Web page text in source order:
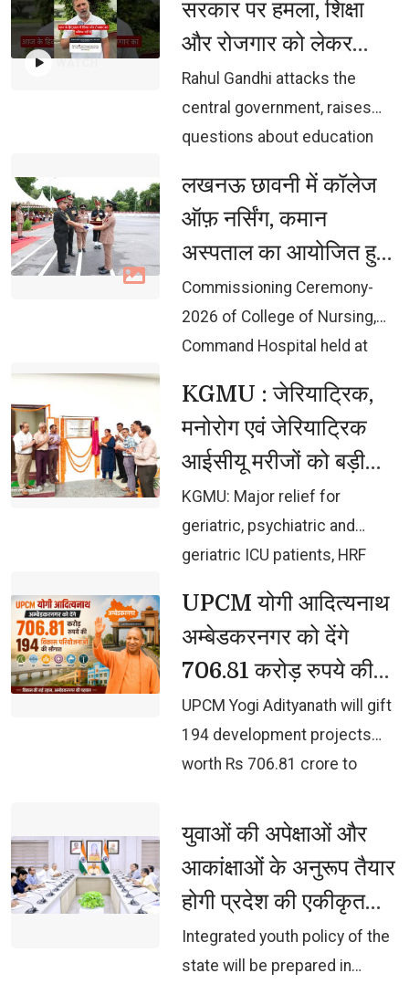
WATCH
सरकार पर हमला, शिक्षा
और रोजगार को लेकर
उठाए सवाल
Rahul Gandhi attacks the
central government, raises
questions about education
लखनऊ छावनी में कॉलेज
ऑफ़ नर्सिंग, कमान
अस्पताल का आयोजित हुआ
कमीशनिंग समारोह-2026
Commissioning Ceremony-
2026 of College of Nursing,
Command Hospital held at
KGMU : जेरियाट्रिक,
मनोरोग एवं जेरियाट्रिक
आईसीयू मरीजों को बड़ी
राहत, एचआरएफ दवा
काउंटर का शुभारंभ
KGMU: Major relief for
geriatric, psychiatric and
geriatric ICU patients, HRF
UPCM योगी आदित्यनाथ
अम्बेडकरनगर को देंगे
706.81 करोड़ रुपये की
194 विकास परियोजनाओं
की सौगात
UPCM Yogi Adityanath will gift
194 development projects
worth Rs 706.81 crore to
युवाओं की अपेक्षाओं और
आकांक्षाओं के अनुरूप तैयार
होगी प्रदेश की एकीकृत
युवा नीति: मुख्यमंत्री
Integrated youth policy of the
state will be prepared in